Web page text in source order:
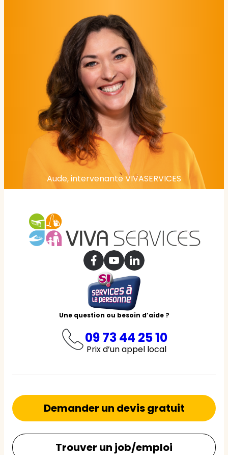
Aude, intervenante VIVASERVICES
Une question ou besoin d’aide ?
09 73 44 25 10
Prix d’un appel local
Demander un devis gratuit
Trouver un job/emploi